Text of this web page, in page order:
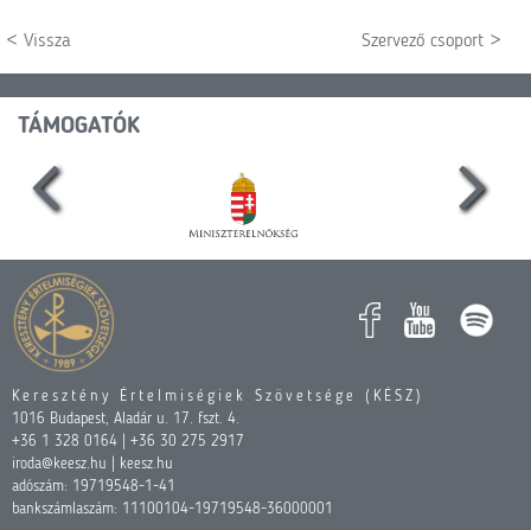
< Vissza Szervező csoport >
TÁMOGATÓK
Keresztény Értelmiségiek Szövetsége (KÉSZ)
1016 Budapest, Aladár u. 17. fszt. 4.
+36 1 328 0164 | +36 30 275 2917
iroda@keesz.hu | keesz.hu
adószám: 19719548-1-41
bankszámlaszám: 11100104-19719548-36000001